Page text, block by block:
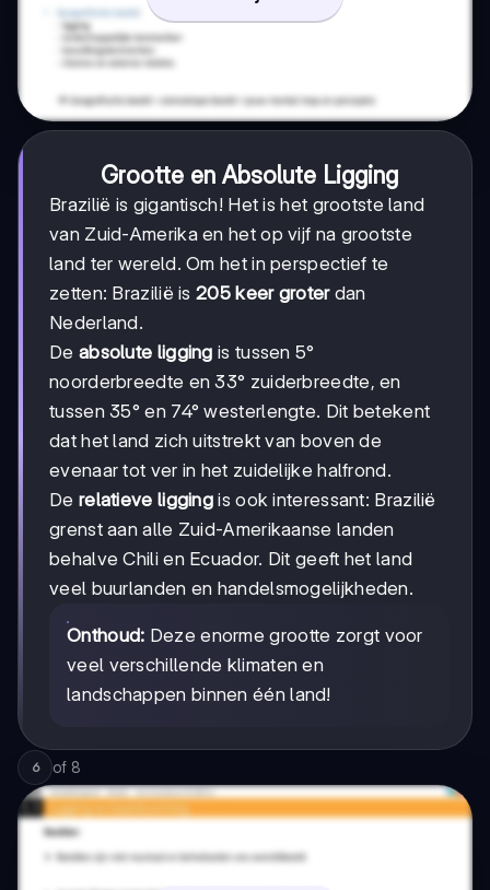
Grootte en Absolute Ligging
Brazilië is gigantisch! Het is het grootste land
van Zuid-Amerika en het op vijf na grootste
land ter wereld. Om het in perspectief te
zetten: Brazilië is205 keer groterdan
Nederland.
De absolute ligging is tussen 5°
noorderbreedte en 33° zuiderbreedte, en
tussen 35° en 74° westerlengte. Dit betekent
dat het land zich uitstrekt van boven de
evenaar tot ver in het zuidelijke halfrond.
De relatieve ligging is ook interessant: Brazilië
grenst aan alle Zuid-Amerikaanse landen
behalve Chili en Ecuador. Dit geeft het land
veel buurlanden en handelsmogelijkheden.
Onthoud: Deze enorme grootte zorgt voor
veel verschillende klimaten en
landschappen binnen één land!
6 of 8